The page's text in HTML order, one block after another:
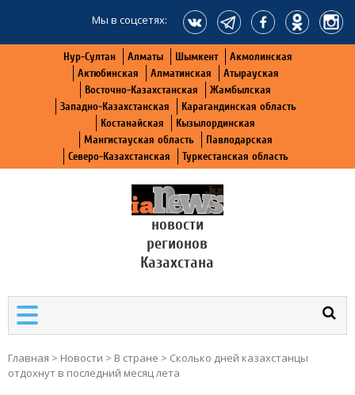
Мы в соцсетях:
Нур-Султан Алматы Шымкент
Акмолинская
Актюбинская
Алматинская
Атырауская
Восточно-Казахстанская
Жамбылская
Западно-Казахстанская
Карагандинская область
Костанайская
Кызылординская
Мангистауская область
Павлодарская
Северо-Казахстанская
Туркестанская область
новости
регионов
Казахстана
Главная > Новости > В стране > Сколько дней казахстанцы
отдохнут в последний месяц лета